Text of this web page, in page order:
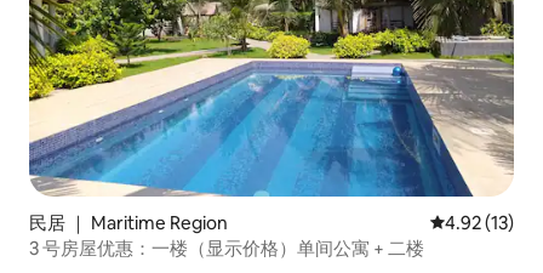
民居 ｜ Maritime Region 平均评分
4.92 (13)
3 号房屋优惠：一楼（显示价格）单间公寓 + 二楼